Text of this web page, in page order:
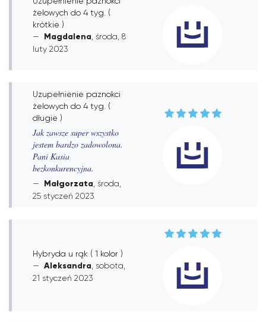
żelowych do 4 tyg. (
krótkie )
Magdalena , środa, 8
luty 2023
Uzupełnienie paznokci
żelowych do 4 tyg. (
długie )
Jak zawsze super wszystko
jestem bardzo zadowolona.
Pani Kasia
bezkonkurencyjna.
Małgorzata , środa,
25 styczeń 2023
Hybryda u rąk ( 1 kolor )
Aleksandra , sobota,
21 styczeń 2023